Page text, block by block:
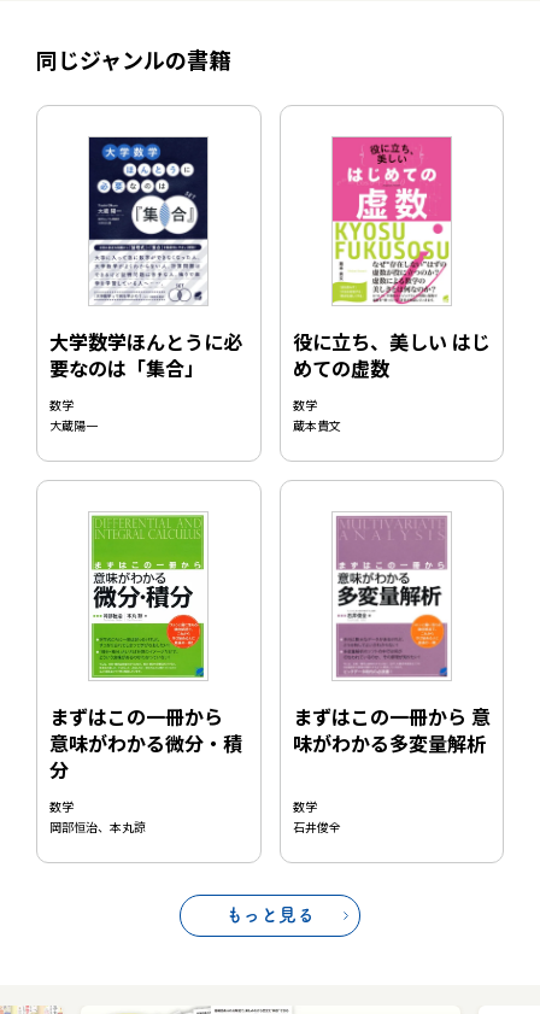
同じジャンルの書籍
大学数学ほんとうに必
要なのは「集合」
数学
大蔵陽一
役に立ち、美しい はじ
めての虚数
数学
蔵本貴文
まずはこの一冊から
意味がわかる微分・積
分
数学
岡部恒治、本丸諒
まずはこの一冊から 意
味がわかる多変量解析
数学
石井俊全
もっと見る